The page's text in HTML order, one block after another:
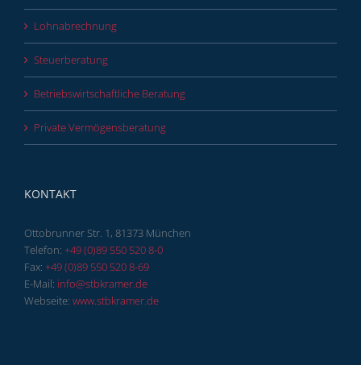
Lohnabrechnung
Steuerberatung
Betriebswirtschaftliche Beratung
Private Vermögensberatung
KONTAKT
Ottobrunner Str. 1, 81373 München
Telefon: +49 (0)89 550 520 8-0
Fax: +49 (0)89 550 520 8-69
E-Mail: info@stbkramer.de
Webseite: www.stbkramer.de